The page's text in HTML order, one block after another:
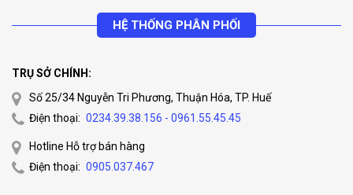
HỆ THỐNG PHÂN PHỐI
TRỤ SỞ CHÍNH:
Số 25/34 Nguyễn Tri Phương, Thuận Hóa, TP. Huế
Điện thoại: 0234.39.38.156 - 0961.55.45.45
Hotline Hỗ trợ bán hàng
Điện thoại: 0905.037.467